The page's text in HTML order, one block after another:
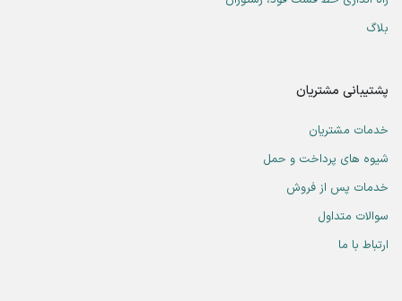
بلاگ
پشتیبانی مشتریان
خدمات مشتریان
شیوه های پرداخت و حمل
خدمات پس از فروش
سوالات متداول
ارتباط با ما